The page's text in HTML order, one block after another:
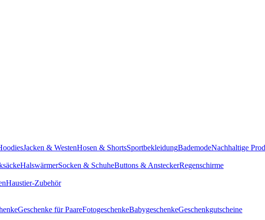
Jacken & WestenHosen & ShortsSportbekleidungBademodeNachhaltige
HalswärmerSocken & SchuheButtons & AnsteckerRegenschirme
Haustier-Zubehör
Geschenke für PaareFotogeschenkeBabygeschenkeGeschenkgutscheine